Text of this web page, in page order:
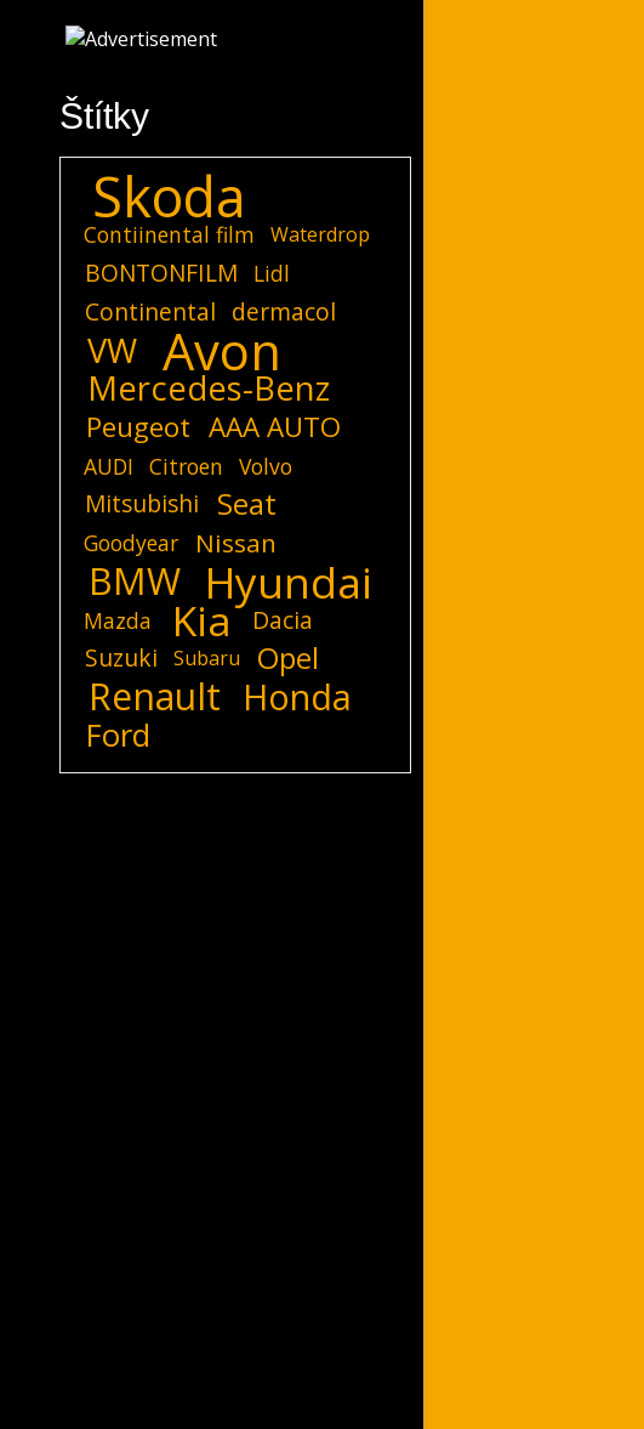
Štítky
Skoda
Contiinental film Waterdrop
BONTONFILM Lidl
Continental dermacol
VW Avon
Mercedes-Benz
Peugeot AAA AUTO
AUDI Citroen Volvo
Mitsubishi Seat
Goodyear Nissan
BMW Hyundai
Mazda Kia
Dacia
Suzuki
Subaru Opel
Renault Honda
Ford